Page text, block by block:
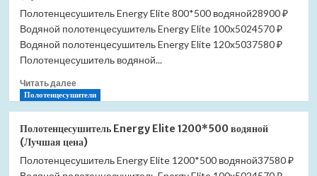
В1
Keramik
300
матовый
хром
(Лучшая
Полотенцесушитель Energy Elite 800*500 водяной28900 ₽
Водяной полотенцесушитель Energy Elite 100x5024570 ₽
Водяной полотенцесушитель Energy Elite 120x5037580 ₽
Полотенцесушитель водяной...
Читать далееПрочитать
больше
Полотенцесушитель
Energy
Elite
800*500
Полотенцесушители
Полотенцесушитель Energy Elite 1200*500 водяной
(Лучшая цена)
Полотенцесушитель Energy Elite 1200*500 водяной37580 ₽